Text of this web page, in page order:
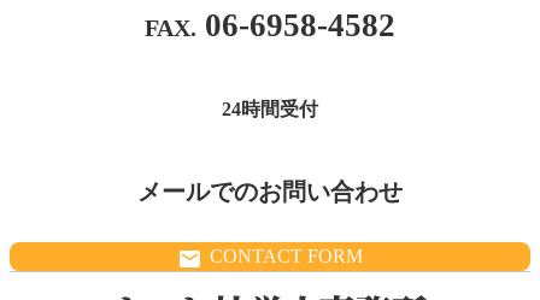
06-6958-4582
24時間受付
メールでのお問い合わせ
CONTACT FORM